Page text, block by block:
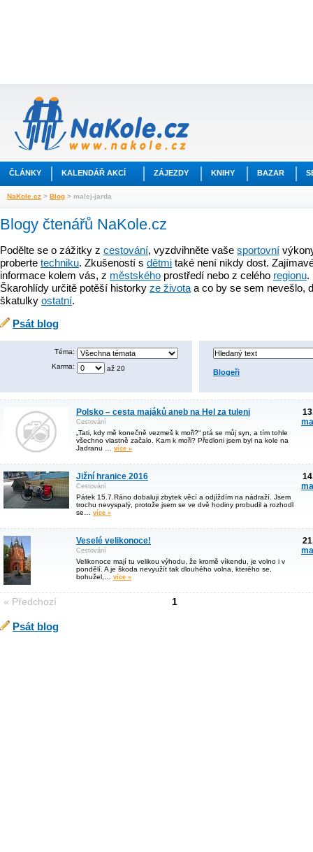
ČLÁNKY KALENDÁŘ AKCÍ ZÁJEZDY KNIHY BAZAR
NaKole.cz > Blog > malej-jarda
Blogy čtenářů NaKole.cz
Podělte se o zážitky z cestování, vyzdvihněte vaše sportovní
proberte techniku. Zkušeností s dětmi také není nikdy dost.
informace kolem vás, z městského prostředí nebo z celého regionu.
Škarohlídy určitě potěší historky ze života a co by se sem nevešlo,
škatulky ostatní.
Psát blog
Téma:
Karma:
až 20 Blogeři
Polsko – cesta majáků aneb na Hel za tuleni
Cestování
„Tati, kdy mě konečně vezmeš k moři?“ ptá se můj syn, a tím tohle
všechno vlastně začalo. Kam k moři? Předloni jsem byl na kole na
Jadranu … více »
Jižní hranice 2016
Cestování
Pátek 15.7.Ráno dobaluji zbytek věcí a odjíždím na nádraží. Jsem
trochu nevyspalý, protože jsem se ve dvě hodiny probudil a rozhodl
se… více »
Veselé velikonoce!
Cestování
Velikonoce mají tu velikou výhodu, že kromě víkendu, je volno i v
pondělí. A je škoda nevyužít tak dlouhého volna, kterého se,
bohužel,… více »
« Předchozí 1
Psát blog